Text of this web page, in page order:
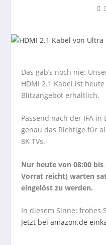
Das gab’s noch nie:
HDMI 2.1 Kabel ist
Blitzangebot erhältlich.
Passend nach der IFA
genau das Richtige für
8K TVs.
Nur heute von 08:00
Vorrat reicht) warten
eingelöst zu werden.
In diesem Sinne: frohes
Jetzt bei amazon.de